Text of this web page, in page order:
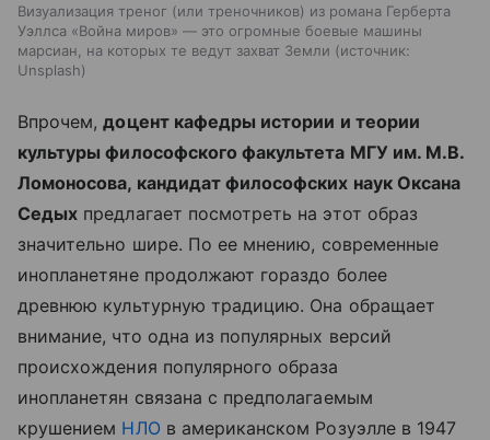
Визуализация треног (или треночников) из романа Герберта
Уэллса «Война миров» — это огромные боевые машины
марсиан, на которых те ведут захват Земли
источник:
Unsplash
Впрочем,доцент кафедры истории и теории
культуры философского факультета МГУ им. М.В.
Ломоносова, кандидат философских наук Оксана
Седых предлагает посмотреть на этот образ
значительно шире. По ее мнению, современные
инопланетяне продолжают гораздо более
древнюю культурную традицию. Она обращает
внимание, что одна из популярных версий
происхождения популярного образа
инопланетян связана с предполагаемым
крушением НЛО в американском Розуэлле в 1947